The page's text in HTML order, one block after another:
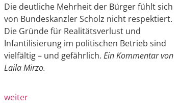
Die deutliche Mehrheit der Bürger fühlt sich
von Bundeskanzler Scholz nicht respektiert.
Die Gründe für Realitätsverlust und
Infantilisierung im politischen Betrieb sind
vielfältig – und gefährlich.Ein Kommentar von
Laila Mirzo.
weiter